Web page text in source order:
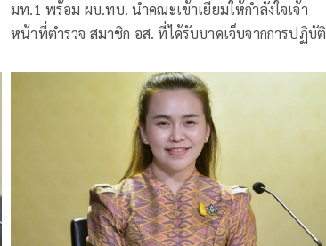
มท.1 พร้อม ผบ.ทบ. นำคณะเข้าเยี่ยมให้กำลังใจเจ้า
หน้าที่ตำรวจ สมาชิก อส. ที่ได้รับบาดเจ็บจากการปฏิบัติ
เหลือครอบคลุมถึงครอบครัวผู้บาดเจ็บ